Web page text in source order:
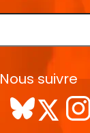
Nous suivre